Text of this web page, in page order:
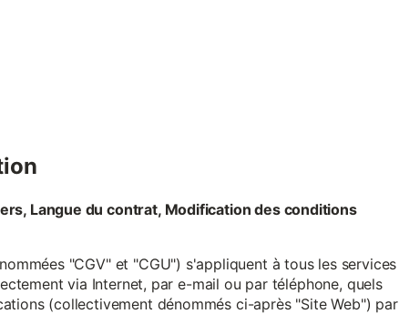
Langue du contrat, Modification des conditions
"CGV" et "CGU") s'appliquent à tous les services
via Internet, par e-mail ou par téléphone, quels
(collectivement dénommés ci-après "Site Web") par